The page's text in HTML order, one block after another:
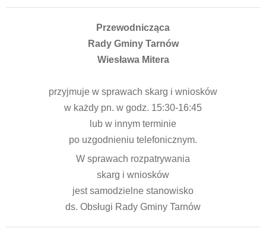
Przewodnicząca
Rady Gminy Tarnów
Wiesława Mitera
przyjmuje w sprawach skarg i wniosków
w każdy pn. w godz. 15:30-16:45
lub w innym terminie
po uzgodnieniu telefonicznym.
W sprawach rozpatrywania
skarg i wniosków
jest samodzielne stanowisko
ds. Obsługi Rady Gminy Tarnów